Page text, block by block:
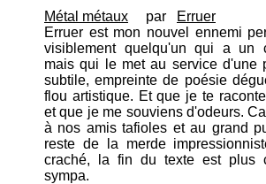
Métal métaux par
Erruer
Erruer est mon nouvel ennemi
visiblement quelqu'un qui a un
mais qui le met au service d'une
subtile, empreinte de poésie
flou artistique. Et que je te
et que je me souviens d'odeurs.
à nos amis tafioles et au grand
reste de la merde
craché, la fin du texte est plus
sympa.